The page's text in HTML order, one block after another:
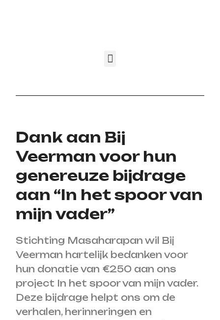
Dank aan Bij
Veerman voor hun
genereuze bijdrage
aan “In het spoor van
mijn vader”
Stichting Masaharapan wil Bij
Veerman hartelijk bedanken voor
hun donatie van €250 aan ons
project In het spoor van mijn vader.
Deze bijdrage helpt ons om de
verhalen, herinneringen en